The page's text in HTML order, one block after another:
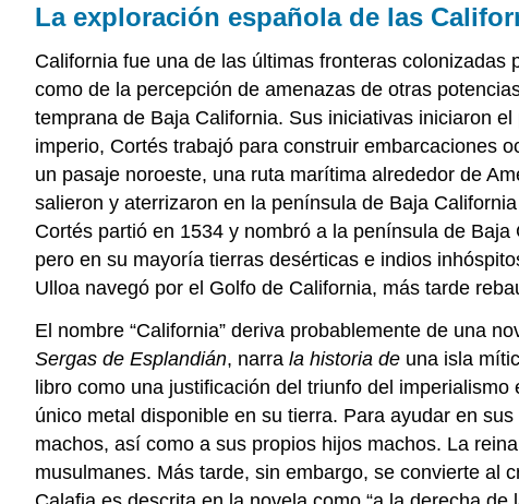
La exploración española de las
California fue una de las últimas fronteras
como de la percepción de amenazas de otras
temprana de Baja California. Sus iniciativas iniciaron
imperio, Cortés trabajó para construir embarcaciones
un pasaje noroeste, una ruta marítima alrededor de
salieron y aterrizaron en la península de Baja
Cortés partió en 1534 y nombró a la península de
pero en su mayoría tierras desérticas e indios
Ulloa navegó por el Golfo de California, más tarde
El nombre “California” deriva probablemente de una
Sergas de Esplandián, narra la historia de una isla
libro como una justificación del triunfo del
único metal disponible en su tierra. Para ayudar en
machos, así como a sus propios hijos machos. La
musulmanes. Más tarde, sin embargo, se convierte al